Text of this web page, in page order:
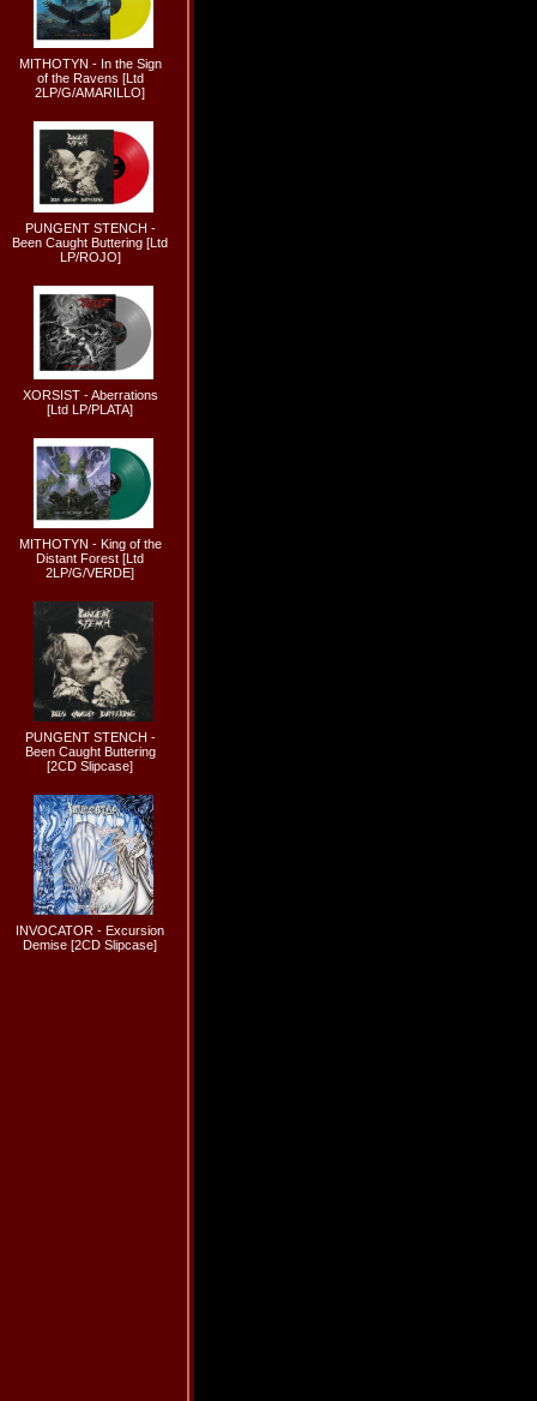
MITHOTYN - In the Sign
of the Ravens [Ltd
2LP/G/AMARILLO]
PUNGENT STENCH -
Been Caught Buttering [Ltd
LP/ROJO]
XORSIST - Aberrations
[Ltd LP/PLATA]
MITHOTYN - King of the
Distant Forest [Ltd
2LP/G/VERDE]
PUNGENT STENCH -
Been Caught Buttering
[2CD Slipcase]
INVOCATOR - Excursion
Demise [2CD Slipcase]